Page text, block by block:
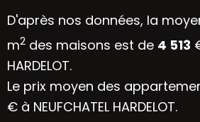
D'après nos données, la
m2 des maisons est de 4 513
HARDELOT.
Le prix moyen des
€ à NEUFCHATEL HARDELOT.